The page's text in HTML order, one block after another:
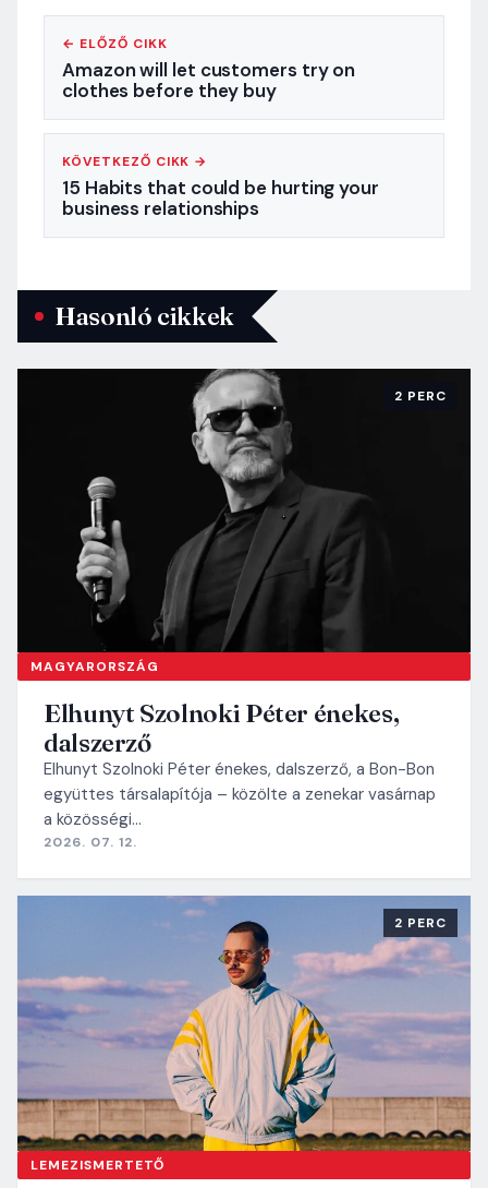
← ELŐZŐ CIKK
Amazon will let customers try on
clothes before they buy
KÖVETKEZŐ CIKK →
15 Habits that could be hurting your
business relationships
Hasonló cikkek
MAGYARORSZÁG
2 PERC
Elhunyt Szolnoki Péter énekes,
dalszerző
Elhunyt Szolnoki Péter énekes, dalszerző, a Bon-Bon
együttes társalapítója – közölte a zenekar vasárnap
a közösségi…
2026. 07. 12.
LEMEZISMERTETŐ
2 PERC